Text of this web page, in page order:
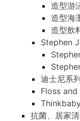
造型游
造型海
造型飲
Stephen
迪士尼系
Floss and
抗菌、居家